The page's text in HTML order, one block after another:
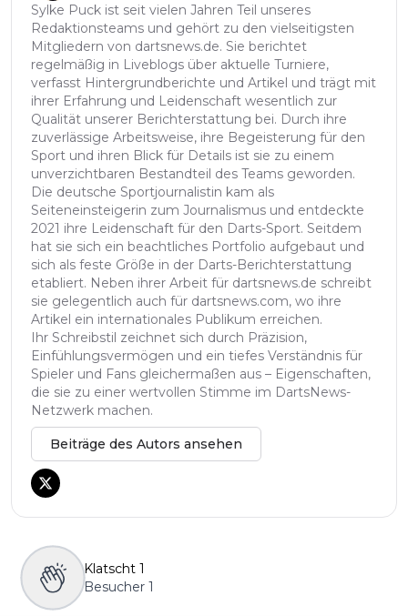
Sylke Puck ist seit vielen Jahren Teil unseres
Redaktionsteams und gehört zu den vielseitigsten
Mitgliedern von dartsnews.de. Sie berichtet
regelmäßig in Liveblogs über aktuelle Turniere,
verfasst Hintergrundberichte und Artikel und trägt mit
ihrer Erfahrung und Leidenschaft wesentlich zur
Qualität unserer Berichterstattung bei. Durch ihre
zuverlässige Arbeitsweise, ihre Begeisterung für den
Sport und ihren Blick für Details ist sie zu einem
unverzichtbaren Bestandteil des Teams geworden.
Die deutsche Sportjournalistin kam als
Seiteneinsteigerin zum Journalismus und entdeckte
2021 ihre Leidenschaft für den Darts-Sport. Seitdem
hat sie sich ein beachtliches Portfolio aufgebaut und
sich als feste Größe in der Darts-Berichterstattung
etabliert. Neben ihrer Arbeit für dartsnews.de schreibt
sie gelegentlich auch für dartsnews.com, wo ihre
Artikel ein internationales Publikum erreichen.
Ihr Schreibstil zeichnet sich durch Präzision,
Einfühlungsvermögen und ein tiefes Verständnis für
Spieler und Fans gleichermaßen aus – Eigenschaften,
die sie zu einer wertvollen Stimme im DartsNews-
Netzwerk machen.
Beiträge des Autors ansehen
Klatscht 1
Besucher 1